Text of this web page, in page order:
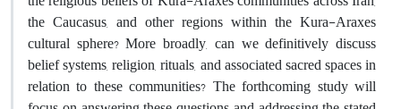
the Caucasus, and other regions within the Kura-Araxes
cultural sphere? More broadly, can we definitively discuss
belief systems, religion, rituals, and associated sacred spaces in
relation to these communities? The forthcoming study will